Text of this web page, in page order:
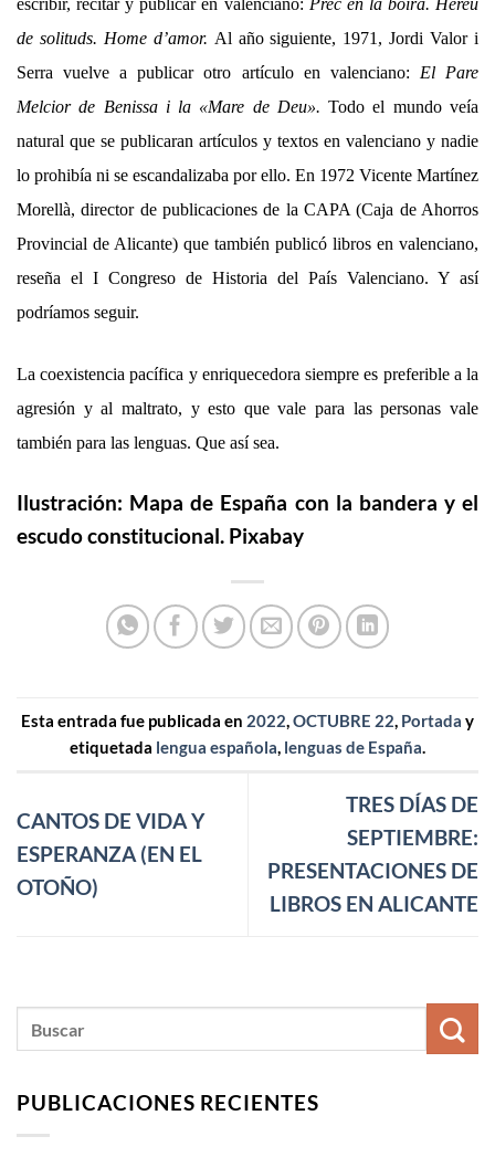
escribir, recitar y publicar en valenciano: Prec en la boira. Hereu
de solituds. Home d’amor. Al año siguiente, 1971, Jordi Valor i
Serra vuelve a publicar otro artículo en valenciano: El Pare
Melcior de Benissa i la «Mare de Deu». Todo el mundo veía
natural que se publicaran artículos y textos en valenciano y nadie
lo prohibía ni se escandalizaba por ello. En 1972 Vicente Martínez
Morellà, director de publicaciones de la CAPA (Caja de Ahorros
Provincial de Alicante) que también publicó libros en valenciano,
reseña el I Congreso de Historia del País Valenciano. Y así
podríamos seguir.
La coexistencia pacífica y enriquecedora siempre es preferible a la
agresión y al maltrato, y esto que vale para las personas vale
también para las lenguas. Que así sea.
Ilustración: Mapa de España con la bandera y el
escudo constitucional. Pixabay
Esta entrada fue publicada en 2022,OCTUBRE 22, Portada y
etiquetada lengua española, lenguas de España.
CANTOS DE VIDA Y
ESPERANZA (EN EL
OTOÑO)
TRES DÍAS DE
SEPTIEMBRE:
PRESENTACIONES DE
LIBROS EN ALICANTE
PUBLICACIONES RECIENTES